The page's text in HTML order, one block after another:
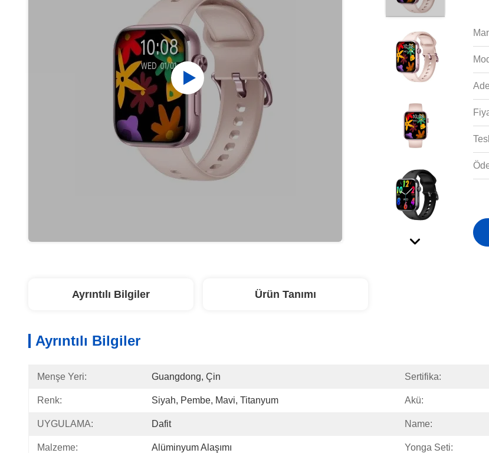
Ayrıntılı Bilgiler Ürün Tanımı
Ayrıntılı Bilgiler
Menşe Yeri: Guangdong, Çin Sertifika:
Renk: Siyah, Pembe, Mavi, Titanyum Akü:
UYGULAMA: Dafit Name:
Malzeme: Alüminyum Alaşımı Yonga Seti: